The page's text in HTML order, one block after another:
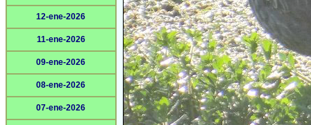
12-ene-2026
11-ene-2026
09-ene-2026
08-ene-2026
07-ene-2026